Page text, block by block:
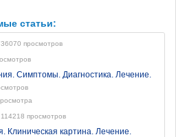
статьи:
просмотров
Симптомы. Диагностика. Лечение.
114218 просмотров
Клиническая картина. Лечение.